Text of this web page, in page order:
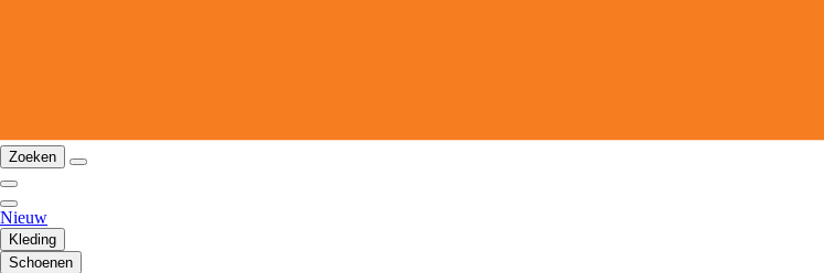
Zoeken
Nieuw
Kleding
Schoenen